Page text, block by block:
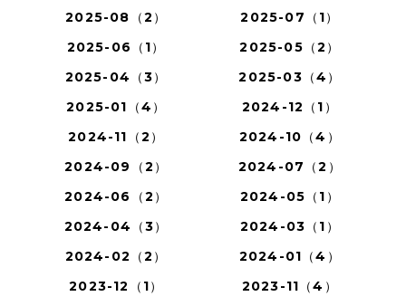
2025-08（2）
2025-07（1）
2025-06（1）
2025-05（2）
2025-04（3）
2025-03（4）
2025-01（4）
2024-12（1）
2024-11（2）
2024-10（4）
2024-09（2）
2024-07（2）
2024-06（2）
2024-05（1）
2024-04（3）
2024-03（1）
2024-02（2）
2024-01（4）
2023-12（1）
2023-11（4）